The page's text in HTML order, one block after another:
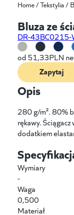
Home/Tekstylia /
Bluza ze
DR-
od 51,33PLN
Zapytaj
Opis
280 g/m². 80%
rękawy. Ściągacz
dodatkiem
Wymiary
-
Waga
0,500
Materiał